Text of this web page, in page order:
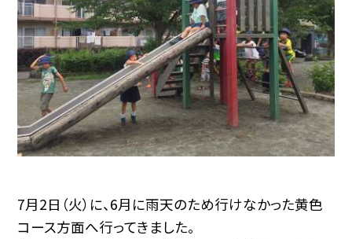
7月2日（火）に、6月に雨天のため行けなかった黄色
コース方面へ行ってきました。